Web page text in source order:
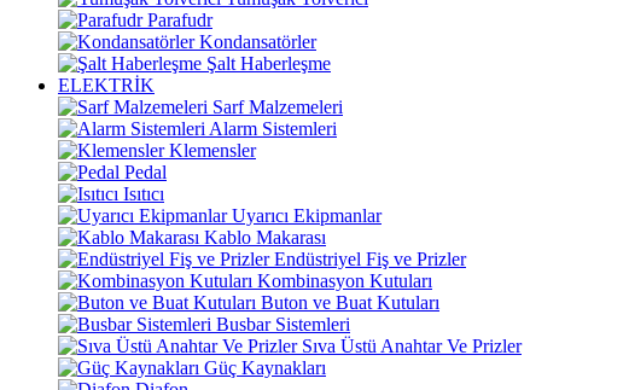
Parafudr
Kondansatörler
Şalt Haberleşme
ELEKTRİK
Sarf Malzemeleri
Alarm Sistemleri
Klemensler
Pedal
Isıtıcı
Uyarıcı Ekipmanlar
Kablo Makarası
Endüstriyel Fiş ve Prizler
Kombinasyon Kutuları
Buton ve Buat Kutuları
Busbar Sistemleri
Sıva Üstü Anahtar Ve Prizler
Güç Kaynakları